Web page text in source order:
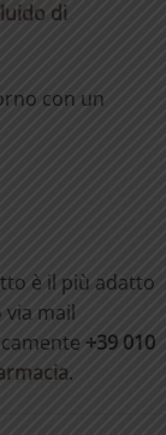
di
con un
è il più adatto
via mail
+39 010
.